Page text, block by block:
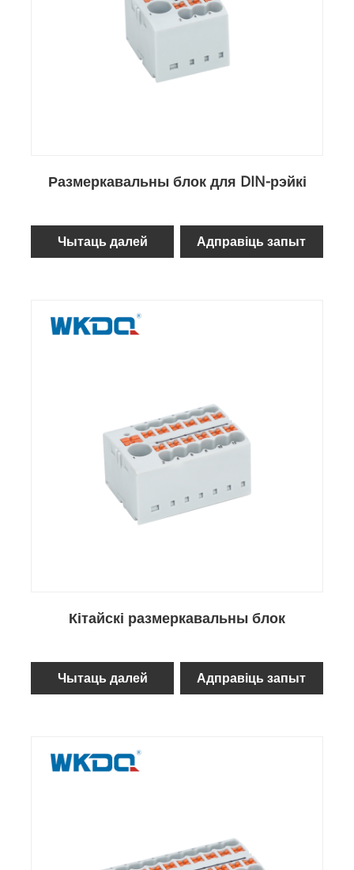
Размеркавальны блок для DIN-рэйкі
Чытаць далей Адправіць запыт
Кітайскі размеркавальны блок
Чытаць далей Адправіць запыт